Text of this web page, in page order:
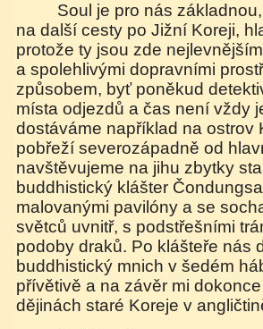
Soul je pro nás základnou, odkud se vydáváme
na další cesty po Jižní Koreji,
protože ty jsou zde
a spolehlivými dopravními
způsobem, byť poněkud
místa odjezdů a čas není vždy
dostáváme například na ostrov
pobřeží severozápadně od
navštěvujeme na jihu zbytky
buddhistický klášter
malovanými pavilóny a se
světců uvnitř, s podstřešními
podoby draků. Po klášteře nás
buddhistický mnich v šedém
přívětivě a na závěr mi
dějinách staré Koreje v